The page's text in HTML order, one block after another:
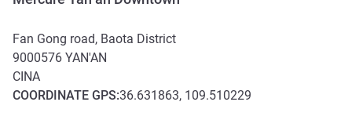
Fan Gong road, Baota District
9000576 YAN'AN
CINA
COORDINATE GPS:36.631863, 109.510229